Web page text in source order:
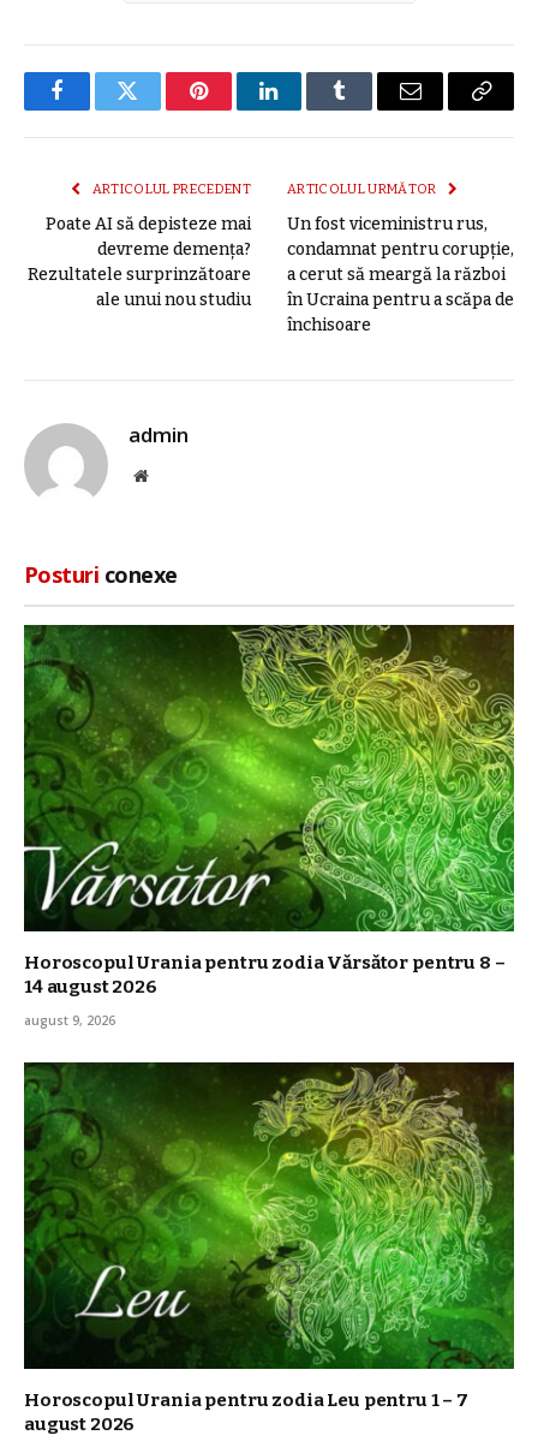
FacebookTwitter PinterestLinkedInTumblr E-
ARTICOLUL PRECEDENT
Poate AI să depisteze mai
devreme demența?
Rezultatele surprinzătoare
ale unui nou studiu
ARTICOLUL URMĂTOR
Un fost viceministru rus,
condamnat pentru corupţie,
a cerut să meargă la război
în Ucraina pentru a scăpa de
închisoare
admin
Site
Posturi conexe
Horoscopul Urania pentru zodia Vărsător pentru 8 –
14 august 2026
august 9, 2026
Horoscopul Urania pentru zodia Leu pentru 1 – 7
august 2026